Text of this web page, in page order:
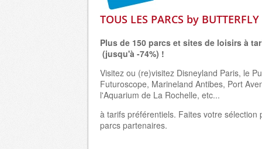
TOUS LES PARCS by BUTTERFLY
Plus de 150 parcs et sites de loisirs à
(jusqu'à -74%) !
Visitez ou (re)visitez Disneyland Paris, le
Futuroscope, Marineland Antibes, Port
l'Aquarium de La Rochelle, etc...
à tarifs préférentiels. Faites votre sélection
parcs partenaires.